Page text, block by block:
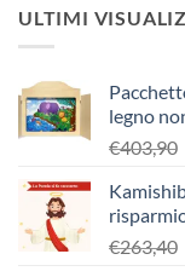
ULTIMI
legno
€403,90
€263,40